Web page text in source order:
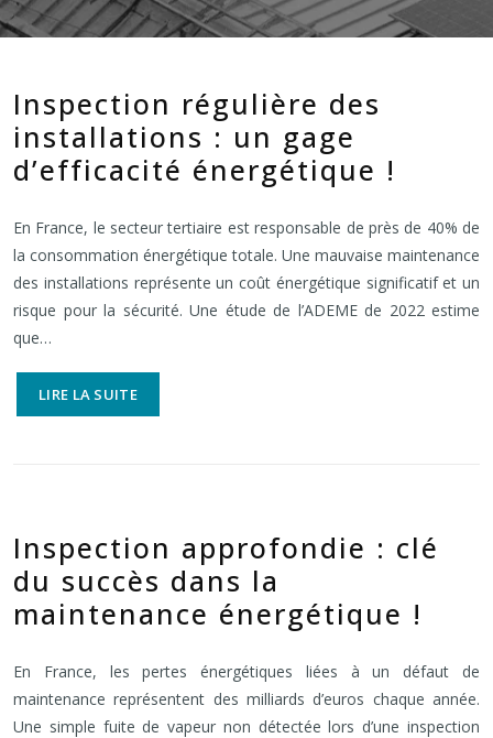
Inspection régulière des
installations : un gage
d’efficacité énergétique !
En France, le secteur tertiaire est responsable de près de 40% de
la consommation énergétique totale. Une mauvaise maintenance
des installations représente un coût énergétique significatif et un
risque pour la sécurité. Une étude de l’ADEME de 2022 estime
que…
LIRE LA SUITE
Inspection approfondie : clé
du succès dans la
maintenance énergétique !
En France, les pertes énergétiques liées à un défaut de
maintenance représentent des milliards d’euros chaque année.
Une simple fuite de vapeur non détectée lors d’une inspection